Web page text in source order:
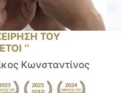
ΤΟΥ
‘’
Κωνσταντίνος